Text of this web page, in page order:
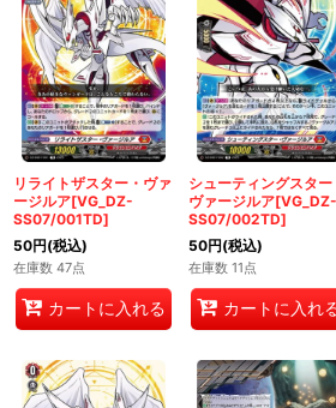
リライトザスター・ヴァ
ージルア[VG_DZ-
SS07/001TD]
50円(税込)
在庫数 47点
カートに入れる
シューティングスター
ヴァージルア[VG_DZ-
SS07/002TD]
50円(税込)
在庫数 11点
カートに入れ